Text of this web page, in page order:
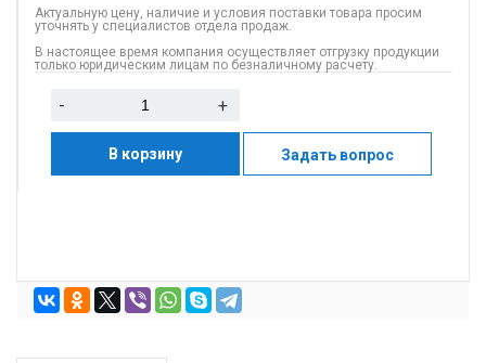
Актуальную цену, наличие и условия поставки товара просим
уточнять у специалистов отдела продаж.
В настоящее время компания осуществляет отгрузку продукции
только юридическим лицам по безналичному расчету.
- +
В корзину Задать вопрос